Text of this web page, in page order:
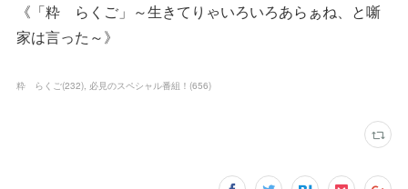
《「粋 らくご」～生きてりゃいろいろあらぁね、と噺
家は言った～》
粋 らくご(232) 必見のスペシャル番組！ (656)